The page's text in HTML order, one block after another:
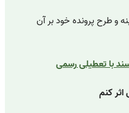
و طرح پرونده خود بر آن
با تعطیلی رسمی
کنم